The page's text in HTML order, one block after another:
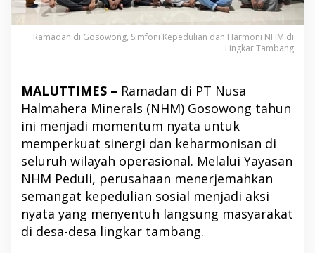
Ramadan di Gosowong, Simfoni Kepedulian dan Harmoni NHM di
Lingkar Tambang
MALUTTIMES – Ramadan di PT Nusa
Halmahera Minerals (NHM) Gosowong tahun
ini menjadi momentum nyata untuk
memperkuat sinergi dan keharmonisan di
seluruh wilayah operasional. Melalui Yayasan
NHM Peduli, perusahaan menerjemahkan
semangat kepedulian sosial menjadi aksi
nyata yang menyentuh langsung masyarakat
di desa-desa lingkar tambang.